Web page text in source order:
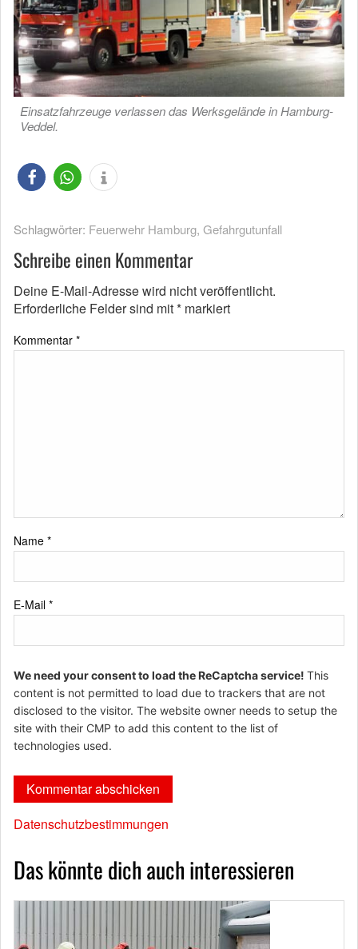
Einsatzfahrzeuge verlassen das Werksgelände in Hamburg-
Veddel.
Schlagwörter: Feuerwehr Hamburg, Gefahrgutunfall
Schreibe einen Kommentar
Deine E-Mail-Adresse wird nicht veröffentlicht.
Erforderliche Felder sind mit* markiert
Kommentar *
Name *
E-Mail *
We need your consent to load the ReCaptcha service! This
content is not permitted to load due to trackers that are not
disclosed to the visitor. The website owner needs to setup the
site with their CMP to add this content to the list of
technologies used.
Datenschutzbestimmungen
Das könnte dich auch interessieren